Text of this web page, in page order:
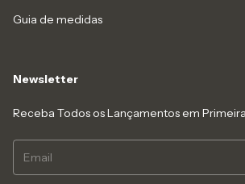
Guia de medidas
Newsletter
Receba Todos os Lançamentos em